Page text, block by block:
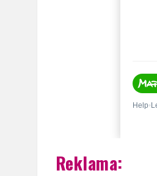
Reklama: